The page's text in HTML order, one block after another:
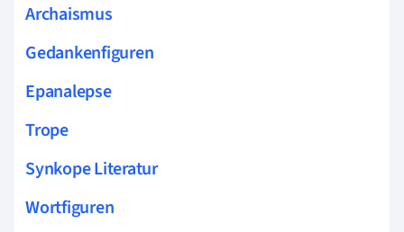
Archaismus
Gedankenfiguren
Epanalepse
Trope
Synkope Literatur
Wortfiguren